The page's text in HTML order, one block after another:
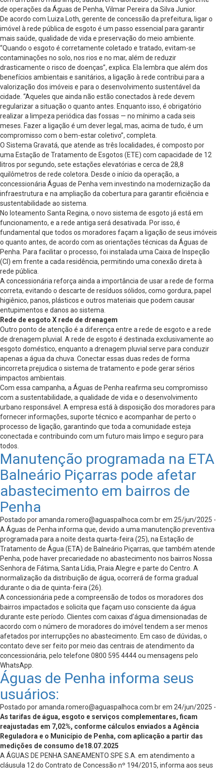
de operações da Águas de Penha, Vilmar Pereira da Silva Junior.
De acordo com Luiza Loth, gerente de concessão da prefeitura, ligar o
imóvel à rede pública de esgoto é um passo essencial para garantir
mais saúde, qualidade de vida e preservação do meio ambiente.
“Quando o esgoto é corretamente coletado e tratado, evitam-se
contaminações no solo, nos rios e no mar, além de reduzir
drasticamente o risco de doenças”, explica. Ela lembra que além dos
benefícios ambientais e sanitários, a ligação à rede contribui para a
valorização dos imóveis e para o desenvolvimento sustentável da
cidade. “Aqueles que ainda não estão conectados à rede devem
regularizar a situação o quanto antes. Enquanto isso, é obrigatório
realizar a limpeza periódica das fossas — no mínimo a cada seis
meses. Fazer a ligação é um dever legal, mas, acima de tudo, é um
compromisso com o bem-estar coletivo”, completa.
O Sistema Gravatá, que atende as três localidades, é composto por
uma Estação de Tratamento de Esgotos (ETE) com capacidade de 12
litros por segundo, sete estações elevatórias e cerca de 28,8
quilômetros de rede coletora. Desde o início da operação, a
concessionária Águas de Penha vem investindo na modernização da
infraestrutura e na ampliação da cobertura para garantir eficiência e
sustentabilidade ao sistema.
No loteamento Santa Regina, o novo sistema de esgoto já está em
funcionamento, e a rede antiga será desativada. Por isso, é
fundamental que todos os moradores façam a ligação de seus imóveis
o quanto antes, de acordo com as orientações técnicas da Águas de
Penha. Para facilitar o processo, foi instalada uma Caixa de Inspeção
(CI) em frente a cada residência, permitindo uma conexão direta à
rede pública.
A concessionária reforça ainda a importância de usar a rede de forma
correta, evitando o descarte de resíduos sólidos, como gordura, papel
higiênico, panos, plásticos e outros materiais que podem causar
entupimentos e danos ao sistema.
Rede de esgoto X rede de drenagem
Outro ponto de atenção é a diferença entre a rede de esgoto e a rede
de drenagem pluvial. A rede de esgoto é destinada exclusivamente ao
esgoto doméstico, enquanto a drenagem pluvial serve para conduzir
apenas a água da chuva. Conectar essas duas redes de forma
incorreta prejudica o sistema de tratamento e pode gerar sérios
impactos ambientais.
Com essa campanha, a Águas de Penha reafirma seu compromisso
com a sustentabilidade, a qualidade de vida e o desenvolvimento
urbano responsável. A empresa está à disposição dos moradores para
fornecer informações, suporte técnico e acompanhar de perto o
processo de ligação, garantindo que toda a comunidade esteja
conectada e contribuindo com um futuro mais limpo e seguro para
todos.
Manutenção programada na ETA
Balneário Piçarras pode afetar
abastecimento em bairros de
Penha
Postado poramanda.romero@aguaspalhoca.com.brem 25/jun/2025 -
A Águas de Penha informa que, devido a uma manutenção preventiva
programada para a noite desta quarta-feira (25), na Estação de
Tratamento de Água (ETA) de Balneário Piçarras, que também atende
Penha, pode haver precariedade no abastecimento nos bairros Nossa
Senhora de Fátima, Santa Lídia, Praia Alegre e parte do Centro. A
normalização da distribuição de água, ocorrerá de forma gradual
durante o dia de quinta-feira (26).
A concessionária pede a compreensão de todos os moradores dos
bairros impactados e solicita que façam uso consciente da água
durante este período. Clientes com caixas d’água dimensionadas de
acordo com o número de moradores do imóvel tendem a ser menos
afetados por interrupções no abastecimento. Em caso de dúvidas, o
contato deve ser feito por meio das centrais de atendimento da
concessionária, pelo telefone 0800 595 4444 ou mensagens pelo
WhatsApp.
Águas de Penha informa seus
usuários:
Postado poramanda.romero@aguaspalhoca.com.brem 24/jun/2025 -
As tarifas de água, esgoto e serviços complementares, ficam
reajustadas em 7,02%, conforme cálculos enviados a Agência
Reguladora e o Município de Penha, com aplicação a partir das
medições de consumo de18.07.2025
A ÁGUAS DE PENHA SANEAMENTO SPE S.A. em atendimento a
cláusula 12 do Contrato de Concessão nº 194/2015, informa aos seus